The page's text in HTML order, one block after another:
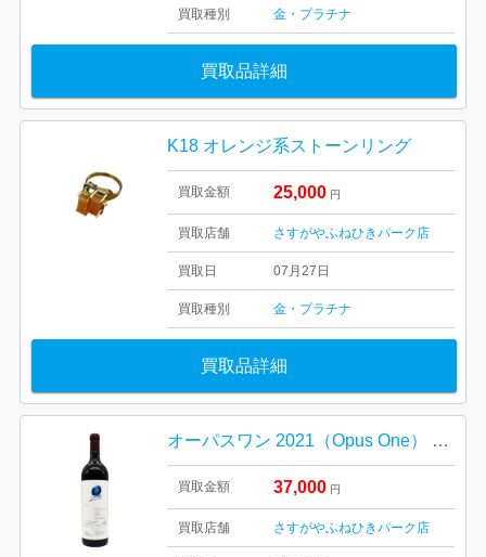
買取種別 金・プラチナ
買取品詳細
K18 オレンジ系ストーンリング
買取金額 25,000 円
買取店舗 さすがやふねひきパーク店
買取日 07月27日
買取種別 金・プラチナ
買取品詳細
オーパスワン 2021（Opus One） アメリカ産ワイン
買取金額 37,000 円
買取店舗 さすがやふねひきパーク店